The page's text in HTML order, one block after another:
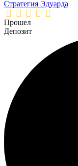
Стратегия Эдуарда
Прошел
Депозит